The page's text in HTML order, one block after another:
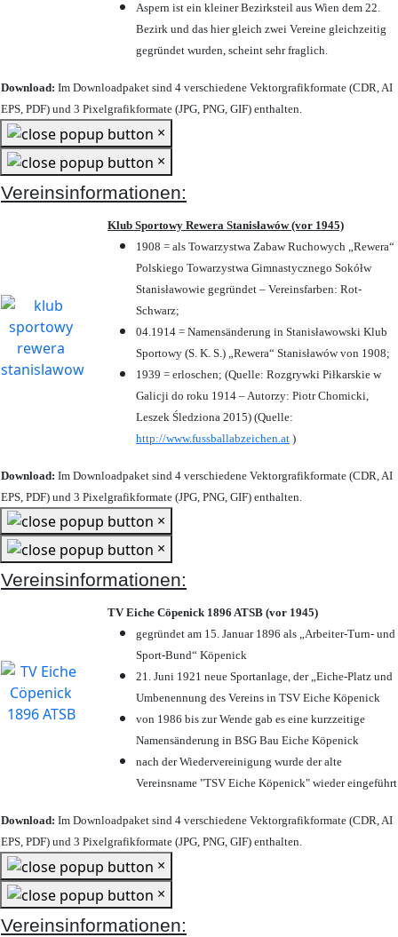
Aspern ist ein kleiner Bezirksteil aus Wien dem 22.
Bezirk und das hier gleich zwei Vereine gleichzeitig
gegründet wurden, scheint sehr fraglich.
Download: Im Downloadpaket sind 4 verschiedene Vektorgrafikformate (CDR, AI
EPS, PDF) und 3 Pixelgrafikformate (JPG, PNG, GIF) enthalten.
×
×
Vereinsinformationen:
Klub Sportowy Rewera Stanisławów (vor 1945)
1908 = als Towarzystwa Zabaw Ruchowych „Rewera“
Polskiego Towarzystwa Gimnastycznego Sokółw
Stanisławowie gegründet – Vereinsfarben: Rot-
Schwarz;
04.1914 = Namensänderung in Stanisławowski Klub
Sportowy (S. K. S.) „Rewera“ Stanisławów von 1908;
1939 = erloschen; (Quelle: Rozgrywki Piłkarskie w
Galicji do roku 1914 – Autorzy: Piotr Chomicki,
Leszek Śledziona 2015) (Quelle:
http://www.fussballabzeichen.at )
Download: Im Downloadpaket sind 4 verschiedene Vektorgrafikformate (CDR, AI
EPS, PDF) und 3 Pixelgrafikformate (JPG, PNG, GIF) enthalten.
×
×
Vereinsinformationen:
TV Eiche Cöpenick 1896 ATSB (vor 1945)
gegründet am 15. Januar 1896 als „Arbeiter-Turn- und
Sport-Bund“ Köpenick
21. Juni 1921 neue Sportanlage, der „Eiche-Platz und
Umbenennung des Vereins in TSV Eiche Köpenick
von 1986 bis zur Wende gab es eine kurzzeitige
Namensänderung in BSG Bau Eiche Köpenick
nach der Wiedervereinigung wurde der alte
Vereinsname "TSV Eiche Köpenick" wieder eingeführt
Download: Im Downloadpaket sind 4 verschiedene Vektorgrafikformate (CDR, AI
EPS, PDF) und 3 Pixelgrafikformate (JPG, PNG, GIF) enthalten.
×
×
Vereinsinformationen: